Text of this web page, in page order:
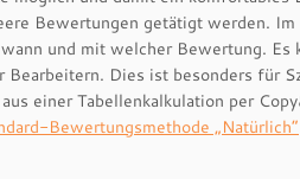
Bewertungen getätigt werden.
und mit welcher Bewertung. Es
Dies ist besonders für
einer Tabellenkalkulation per
Bewertungsmethode „Natürlich“